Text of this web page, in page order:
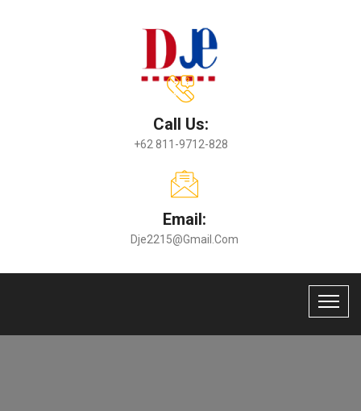
Call Us:
+62 811-9712-828
Email:
Dje2215@gmail.com